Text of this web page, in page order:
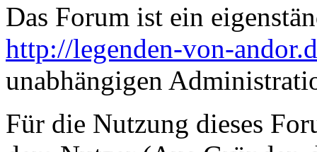
Das Forum ist ein
http://legenden-von-
unabhängigen
Für die Nutzung dieses